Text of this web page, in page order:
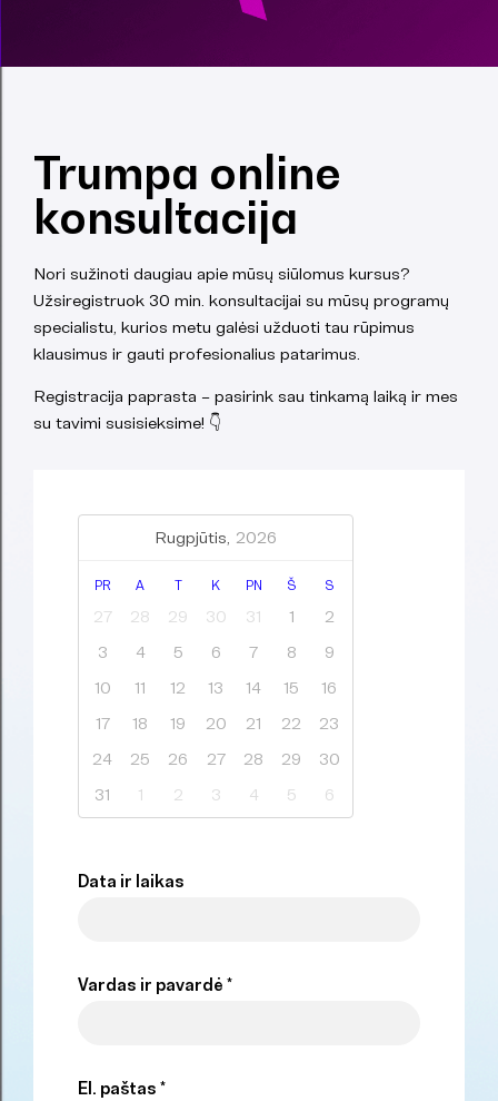
Trumpa online
konsultacija
Nori sužinoti daugiau apie mūsų siūlomus kursus?
Užsiregistruok 30 min. konsultacijai su mūsų programų
specialistu, kurios metu galėsi užduoti tau rūpimus
klausimus ir gauti profesionalius patarimus.
Registracija paprasta – pasirink sau tinkamą laiką ir mes
su tavimi susisieksime! 👇
Rugpjūtis, 2026
PR A T K PN Š S
27 28 29 30 31 1
2
3
4 5 6 7 8
9
10
11 12 13 14 15
16
17
18 19 20 21 22
23
24
25 26 27 28 29
30
31
1 2 3 4 5 6
Data ir laikas
Vardas ir pavardė *
El. paštas *